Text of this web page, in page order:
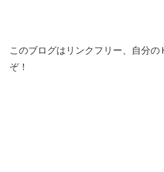
このブログはリンクフリー、自分の
ぞ！